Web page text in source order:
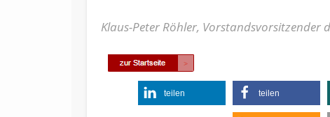
Klaus-Peter Röhler, Vorstandsvorsitzender
teilen teilen